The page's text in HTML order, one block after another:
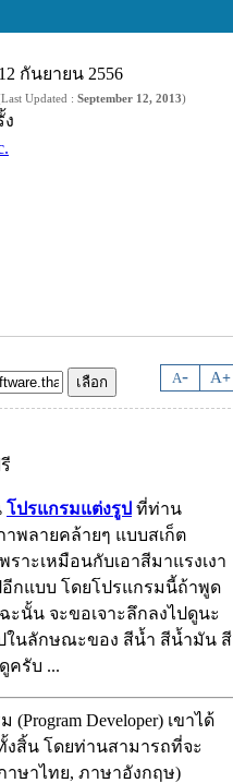
กันยายน 2556
Updated : September 12, 2013)
ง
A- A+
โปรแกรมแต่งรูป ที่ท่าน
พลายคล้ายๆ แบบสเก็ต
าะเหมือนกับเอาสีมาแรงเงา
กแบบ โดยโปรแกรมนี้ถ้าพูด
ะนั้น จะขอเจาะลึกลงไปดูนะ
ในลักษณะของ สีน้ำ สีน้ำมัน สี
ครับ ...
Developer) เขาได้
งสิ้น โดยท่านสามารถที่จะ
าษาไทย, ภาษาอังกฤษ)